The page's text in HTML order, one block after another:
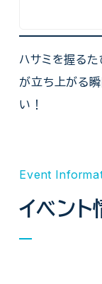
ハサミを握る
が立ち上がる
い！
Event
イベント